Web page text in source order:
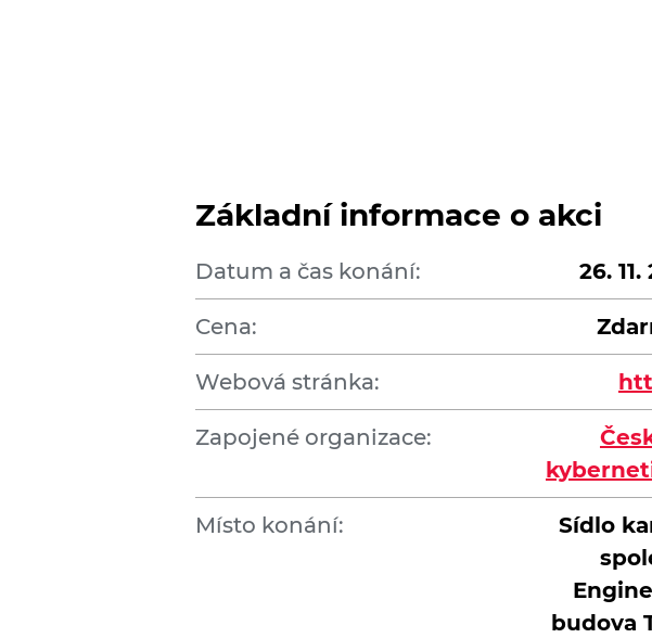
Základní informace o akci
Datum a čas konání: 26.
Cena:
Webová stránka:
Zapojené organizace:
Místo konání:
Sídlo
budova